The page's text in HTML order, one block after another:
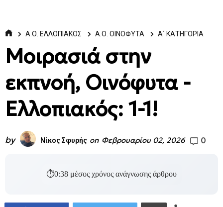
Α.Ο. ΕΛΛΟΠΙΑΚΟΣ Α.Ο. ΟΙΝΟΦΥΤΑ Α΄ ΚΑΤΗΓΟΡΙΑ
Μοιρασιά στην
εκπνοή, Οινόφυτα -
Ελλοπιακός: 1-1!
by Νίκος Σφυρής on Φεβρουαρίου 02, 2026 0
⏱0:38 μέσος χρόνος ανάγνωσης άρθρου